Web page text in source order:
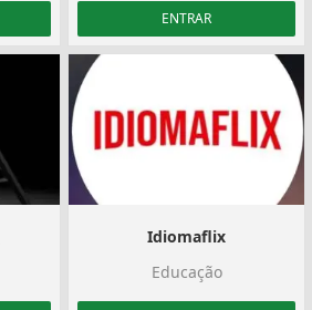
ENTRAR
Idiomaflix
Educação